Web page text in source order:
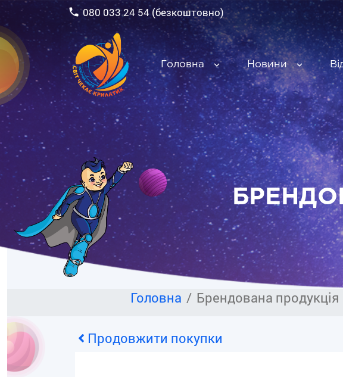
080 033 24 54 (безкоштовно)
Головна Новини
Головна Брендована продукція
Продовжити покупки